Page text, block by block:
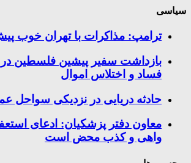
سیاسی
ترامپ: مذاکرات با تهران خوب
بازداشت سفیر پیشین فلسطین در
فساد و اختلاس اموال
حادثه دریایی در نزدیکی سواحل
معاون دفتر پزشکیان: ادعای
واهی و کذب محض است